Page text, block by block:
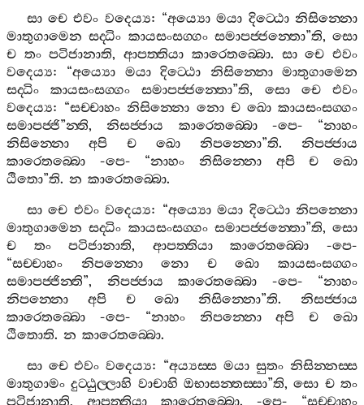
සා චෙ එවං වදෙය්‍ය: “අය්‍යො මයා දිට‍්ඨො නිසින‍්නො
මාතුගාමෙන සද‍්ධිං කායසංසග‍්ගං සමාපජ‍්ජන‍්තො”ති, සො
ච තං පටිජානාති,ආපත‍්තියා කාරෙතබ‍්බො. සා චෙ එවං
වදෙය්‍ය: “අය්‍යො මයා දිට‍්ඨො නිසින‍්නො
මාතුගාමෙන
සද‍්ධිං
කායසංසග‍්ගං සමාපජ‍්ජන‍්තො”ති, සො චෙ
එවං
වදෙය්‍ය: “සච‍්චාහං නිසින‍්නො නො ච ඛො කායසංසග‍්ගං
සමාපජ‍්ජි”න‍්ති,නිසජ‍්ජාය කාරෙතබ‍්බො-පෙ- “නාහං
නිසින‍්නො
අපි ච ඛො නිපන‍්නො”ති. නිපජ‍්ජාය
කාරෙතබ‍්බො -පෙ- “නාහං නිසින‍්නො අපි ච
ඛො
ඨිතො”ති. න කාරෙතබ‍්බො.
සා චෙ එවං වදෙය්‍ය: “අය්‍යො මයා දිට‍්ඨො නිපන‍්නො
මාතුගාමෙන සද‍්ධිං කායසංසග‍්ගං සමාපජ‍්ජන‍්තො”ති, සො
ච
තං පටිජානාති, ආපත‍්තියා කාරෙතබ‍්බො -පෙ-
“සච‍්චාහං නිපන‍්නො නො ච ඛො
කායසංසග‍්ගං
සමාපජ‍්ජින‍්ති”, නිපජ‍්ජාය කාරෙතබ‍්බො -පෙ- “නාහං
නිපන‍්නො
අපි ච ඛො නිසින‍්නො”ති.නිසජ‍්ජාය
කාරෙතබ‍්බො -පෙ- “නාහං නිපන‍්නො අපි ච
ඛො
ඨිතොති. න කාරෙතබ‍්බො.
සා චෙ එවං වදෙය්‍ය: “අය්‍යස‍්ස මයා සුතං නිසින‍්නස‍්ස
මාතුගාමං දුට‍්ඨුල‍්ලාහි වාචාහි ඔභාසන‍්තස‍්සා”ති,සො ච තං